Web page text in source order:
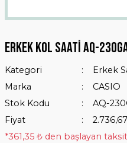
Erkek Kol Saati AQ-
Kategori
Erkek
Marka
CASIO
Stok Kodu
AQ-
Fiyat
*361,35 ₺ den başlayan